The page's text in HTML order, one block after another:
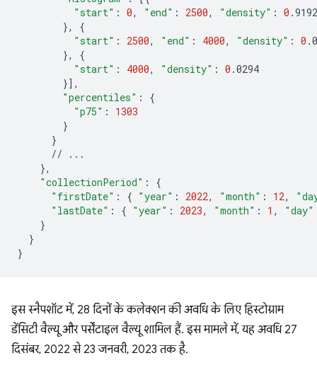
"start" : 0, "end" : 2500, "density" : 0
},
{
"start" : 2500, "end" : 4000, "density" : 0
},
{
"start" : 4000, "density" : 0
}]
"percentiles" :
{
"p75" :
1303
}
}
//
}
"collectionPeriod" :
{
"firstDate" : { "year" : 2022, "month" : 12,
"lastDate" : { "year" : 2023, "month" : 1 , "day"
}
}
}
इस स्नैपशॉट में, 28 दिनों के कलेक्शन की अवधि के लिए हिस्टोग्राम
डेंसिटी वैल्यू और पर्सेंटाइल वैल्यू शामिल हैं. इस मामले में, यह अवधि 27
दिसंबर, 2022 से 23 जनवरी, 2023 तक है.